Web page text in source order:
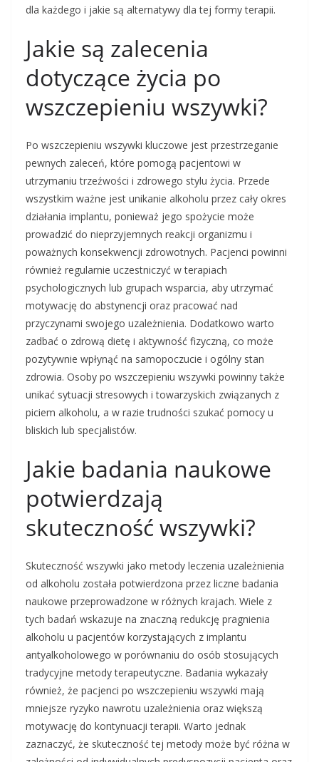
dla każdego i jakie są alternatywy dla tej formy terapii.
Jakie są zalecenia
dotyczące życia po
wszczepieniu wszywki?
Po wszczepieniu wszywki kluczowe jest przestrzeganie
pewnych zaleceń, które pomogą pacjentowi w
utrzymaniu trzeźwości i zdrowego stylu życia. Przede
wszystkim ważne jest unikanie alkoholu przez cały okres
działania implantu, ponieważ jego spożycie może
prowadzić do nieprzyjemnych reakcji organizmu i
poważnych konsekwencji zdrowotnych. Pacjenci powinni
również regularnie uczestniczyć w terapiach
psychologicznych lub grupach wsparcia, aby utrzymać
motywację do abstynencji oraz pracować nad
przyczynami swojego uzależnienia. Dodatkowo warto
zadbać o zdrową dietę i aktywność fizyczną, co może
pozytywnie wpłynąć na samopoczucie i ogólny stan
zdrowia. Osoby po wszczepieniu wszywki powinny także
unikać sytuacji stresowych i towarzyskich związanych z
piciem alkoholu, a w razie trudności szukać pomocy u
bliskich lub specjalistów.
Jakie badania naukowe
potwierdzają
skuteczność wszywki?
Skuteczność wszywki jako metody leczenia uzależnienia
od alkoholu została potwierdzona przez liczne badania
naukowe przeprowadzone w różnych krajach. Wiele z
tych badań wskazuje na znaczną redukcję pragnienia
alkoholu u pacjentów korzystających z implantu
antyalkoholowego w porównaniu do osób stosujących
tradycyjne metody terapeutyczne. Badania wykazały
również, że pacjenci po wszczepieniu wszywki mają
mniejsze ryzyko nawrotu uzależnienia oraz większą
motywację do kontynuacji terapii. Warto jednak
zaznaczyć, że skuteczność tej metody może być różna w